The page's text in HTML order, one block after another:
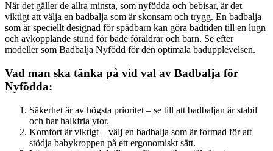
När det gäller de allra minsta, som nyfödda och bebisar, är det
viktigt att välja en badbalja som är skonsam och trygg. En badbalja
som är speciellt designad för spädbarn kan göra badtiden till en lugn
och avkopplande stund för både föräldrar och barn. Se efter
modeller som Badbalja Nyfödd för den optimala badupplevelsen.
Vad man ska tänka på vid val av Badbalja för
Nyfödda:
Säkerhet är av högsta prioritet – se till att badbaljan är stabil
och har halkfria ytor.
Komfort är viktigt – välj en badbalja som är formad för att
stödja babykroppen på ett ergonomiskt sätt.